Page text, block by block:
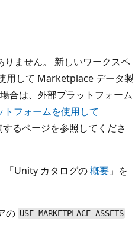
ません。 新しいワークスペ
用して Marketplace データ製
合は、外部プラットフォーム
トフォームを使用して
るページを参照してくださ
「Unity カタログの概要 」を
の USE MARKETPLACE ASSETS